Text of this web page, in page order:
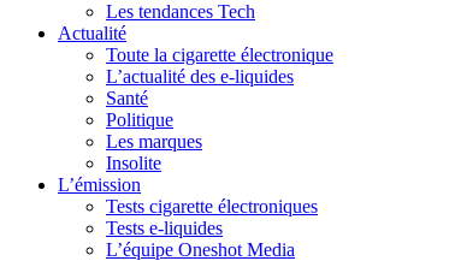
Les tendances Tech
Actualité
Toute la cigarette électronique
L’actualité des e-liquides
Santé
Politique
Les marques
Insolite
L’émission
Tests cigarette électroniques
Tests e-liquides
L’équipe Oneshot Media